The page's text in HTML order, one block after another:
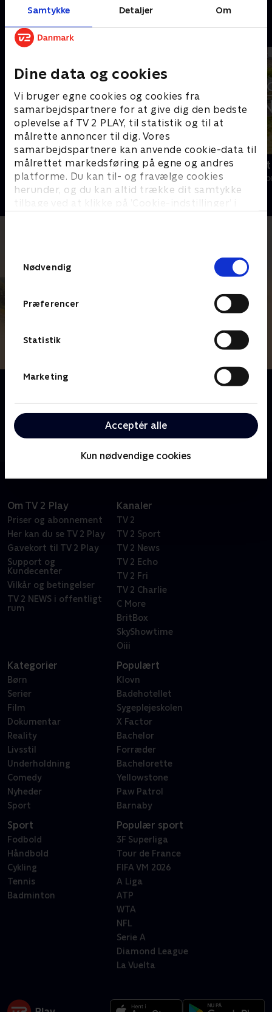
Samtykke Detaljer Om
Dine data og cookies
Vi bruger egne cookies og cookies fra
samarbejdspartnere for at give dig den bedste
oplevelse af TV 2 PLAY, til statistik og til at
målrette annoncer til dig. Vores
samarbejdspartnere kan anvende cookie-data til
målrettet markedsføring på egne og andres
platforme. Du kan til- og fravælge cookies
herunder, og du kan altid trække dit samtykke
tilbage ved at klikke på ’Cookie-indstillinger’ i
Nødvendig
Præferencer
Statistik
Marketing
Acceptér alle
Kun nødvendige cookies
Andre så også
Franske drømmeslotte
Livsstil • 6 sæsoner Livsstil • 1
liv, når modige og eventyrlystne briter satser alt. Med
hårdt arbejde puster de liv i forsømte byggerier og
Om TV 2 Play
Priser og abonnement
Her kan du se TV 2 Play
Gavekort til TV 2 Play
Support og
Kundecenter
Vilkår og betingelser
TV 2 NEWS i offentligt
rum
Kanaler
TV 2
TV 2 Sport
TV 2 News
TV 2 Echo
TV 2 Fri
TV 2 Charlie
C More
BritBox
SkyShowtime
Oiii
Kategorier
Børn
Serier
Film
Dokumentar
Reality
Livsstil
Underholdning
Comedy
Nyheder
Sport
Populært
Klovn
Badehotellet
Sygeplejeskolen
X Factor
Bachelor
Forræder
Bachelorette
Yellowstone
Paw Patrol
Barnaby
Sport
Fodbold
Håndbold
Cykling
Tennis
Badminton
Populær sport
3F Superliga
Tour de France
FIFA VM 2026
A Liga
ATP
WTA
NFL
Serie A
Diamond League
La Vuelta